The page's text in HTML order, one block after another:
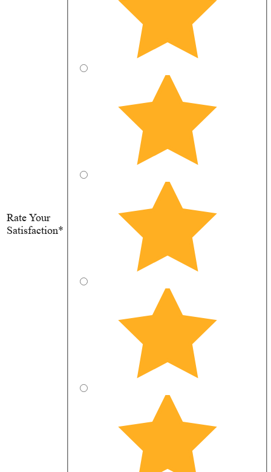
Rate Your
Satisfaction*